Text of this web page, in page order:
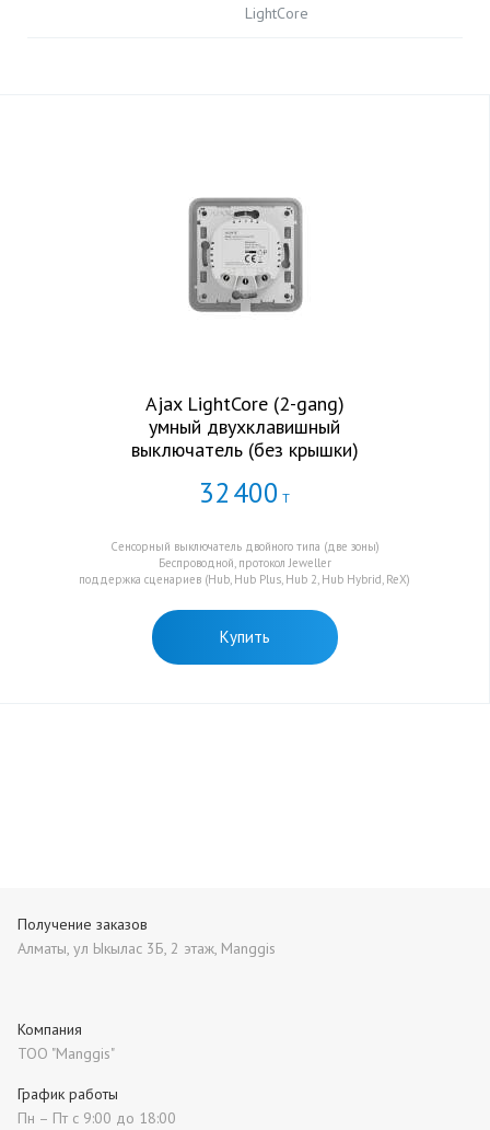
LightCore
Ajax LightCore (2-gang)
умный двухклавишный
выключатель (без крышки)
32400 Т
Сенсорный выключатель двойного типа (две зоны)
Беспроводной, протокол Jeweller
поддержка сценариев (Hub, Hub Plus, Hub 2, Hub Hybrid, ReX)
Купить
Получение заказов
Алматы, ул Ыкылас 3Б, 2 этаж, Manggis
Компания
ТОО "Manggis"
График работы
Пн – Пт с 9:00 до 18:00